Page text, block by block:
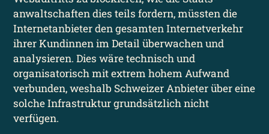
anwaltschaften dies teils fordern, müssten die
Internet­anbieter den gesamten Internet­verkehr
ihrer Kundinnen im Detail überwachen und
analysieren. Dies wäre technisch und
organisatorisch mit extrem hohem Aufwand
verbunden, weshalb Schweizer Anbieter über eine
solche Infra­struktur grundsätzlich nicht
verfügen.